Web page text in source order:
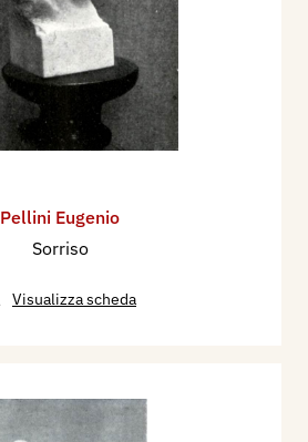
Pellini Eugenio
Sorriso
Visualizza scheda